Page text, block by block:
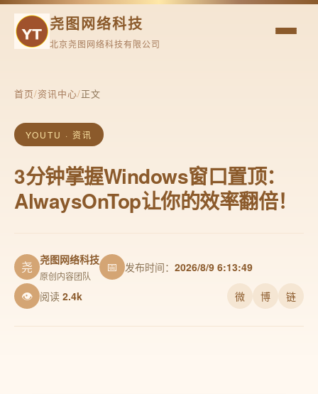
尧图网络科技
北京尧图网络科技有限公司
首页/资讯中心/正文
YOUTU · 资讯
3分钟掌握Windows窗口置顶：
AlwaysOnTop让你的效率翻倍！
尧 尧图网络科技
原创内容团队
📅 发布时间： 2026/8/9 6:13:49
👁 阅读 2.4k 微 博 链